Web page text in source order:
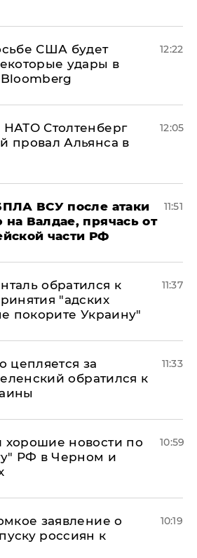
США будет
удары в
12:22
Столтенберг
провал Альянса в
12:05
ВСУ после атаки
Валдае, прячась от
части РФ
11:51
обратился к
"адских
покорите Украину"
11:37
цепляется за
обратился к
11:33
новости по
РФ в Черном и
10:59
заявление о
россиян к
10:19